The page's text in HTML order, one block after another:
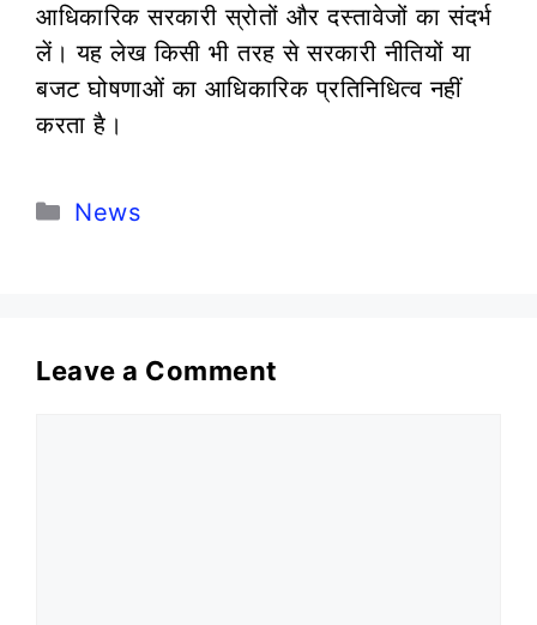
आधिकारिक सरकारी स्रोतों और दस्तावेजों का संदर्भ
लें। यह लेख किसी भी तरह से सरकारी नीतियों या
बजट घोषणाओं का आधिकारिक प्रतिनिधित्व नहीं
करता है।
Categories
News
Leave a Comment